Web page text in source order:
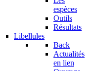
espèces
Outils
Résultats
Libellules
Back
Actualités
en lien